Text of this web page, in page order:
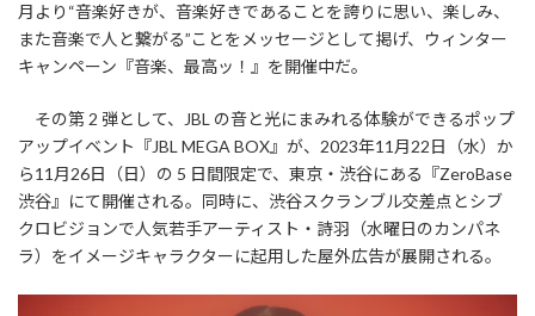
月より“音楽好きが、音楽好きであることを誇りに思い、楽しみ、
また音楽で人と繋がる”ことをメッセージとして掲げ、ウィンター
キャンペーン『音楽、最高ッ！』を開催中だ。
その第 2 弾として、JBL の音と光にまみれる体験ができるポップ
アップイベント『JBL MEGA BOX』が、2023年11月22日（水）か
ら11月26日（日）の 5 日間限定で、東京・渋谷にある『ZeroBase
渋谷』にて開催される。同時に、渋谷スクランブル交差点とシブ
クロビジョンで人気若手アーティスト・詩羽（水曜日のカンパネ
ラ）をイメージキャラクターに起用した屋外広告が展開される。